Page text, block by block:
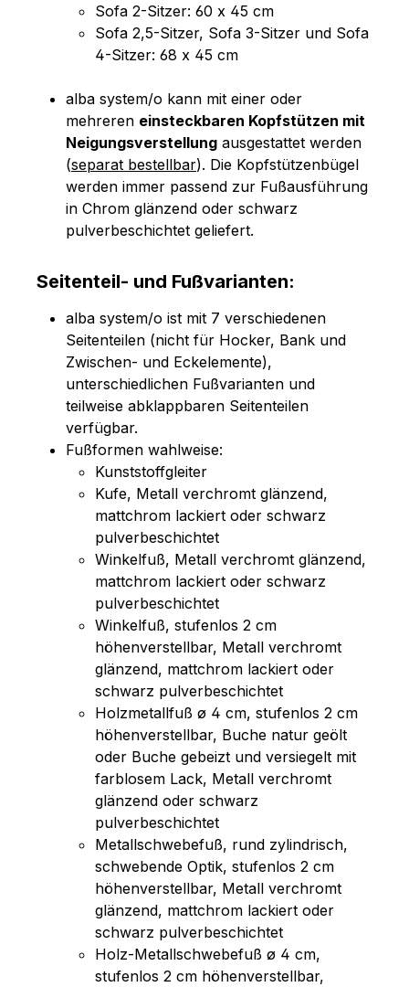
Sofa 2-Sitzer: 60 x 45 cm
Sofa 2,5-Sitzer, Sofa 3-Sitzer und Sofa
4-Sitzer: 68 x 45 cm
alba system/o kann mit einer oder
mehreren einsteckbaren Kopfstützen mit
Neigungsverstellung ausgestattet werden
(separat bestellbar). Die Kopfstützenbügel
werden immer passend zur Fußausführung
in Chrom glänzend oder schwarz
pulverbeschichtet geliefert.
Seitenteil- und Fußvarianten:
alba system/o ist mit 7 verschiedenen
Seitenteilen (nicht für Hocker, Bank und
Zwischen- und Eckelemente),
unterschiedlichen Fußvarianten und
teilweise abklappbaren Seitenteilen
verfügbar.
Fußformen wahlweise:
Kunststoffgleiter
Kufe, Metall verchromt glänzend,
mattchrom lackiert oder schwarz
pulverbeschichtet
Winkelfuß, Metall verchromt glänzend,
mattchrom lackiert oder schwarz
pulverbeschichtet
Winkelfuß, stufenlos 2 cm
höhenverstellbar, Metall verchromt
glänzend, mattchrom lackiert oder
schwarz pulverbeschichtet
Holzmetallfuß ø 4 cm, stufenlos 2 cm
höhenverstellbar, Buche natur geölt
oder Buche gebeizt und versiegelt mit
farblosem Lack, Metall verchromt
glänzend oder schwarz
pulverbeschichtet
Metallschwebefuß, rund zylindrisch,
schwebende Optik, stufenlos 2 cm
höhenverstellbar, Metall verchromt
glänzend, mattchrom lackiert oder
schwarz pulverbeschichtet
Holz-Metallschwebefuß ø 4 cm,
stufenlos 2 cm höhenverstellbar,